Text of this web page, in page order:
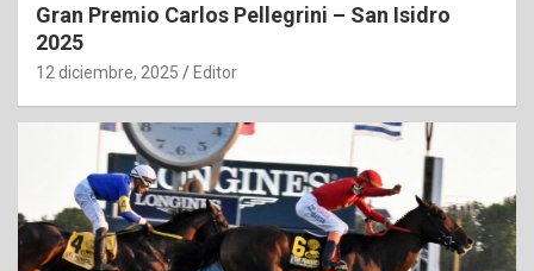
Gran Premio Carlos Pellegrini – San Isidro
2025
12 diciembre, 2025 Editor